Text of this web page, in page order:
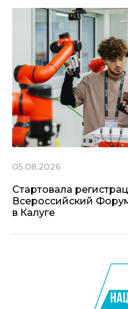
05.08.2026
Стартовала
Всероссийский
в Калуге